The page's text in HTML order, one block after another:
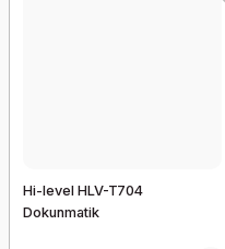
Hi-level HLV-T704
Dokunmatik